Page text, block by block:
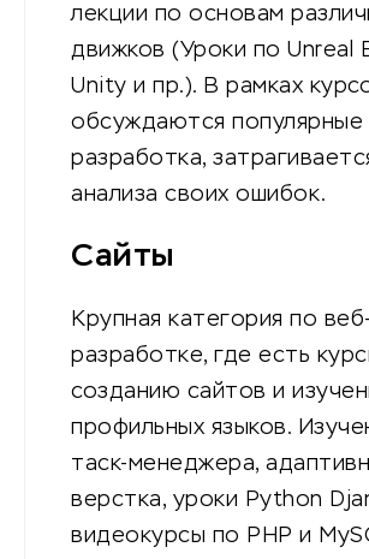
лекции по основам
движков (Уроки по Unreal
Unity и пр.). В рамках
обсуждаются популярные
разработка,
анализа своих ошибок.
Сайты
Крупная категория по веб-
разработке, где есть
созданию сайтов и
профильных языков.
таск-менеджера,
верстка, уроки Python
видеокурсы по PHP и